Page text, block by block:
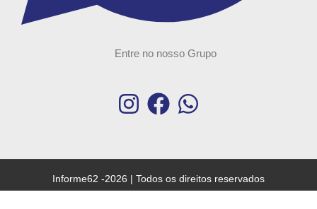
Entre no nosso Grupo
Informe62 -2026 | Todos os direitos reservados